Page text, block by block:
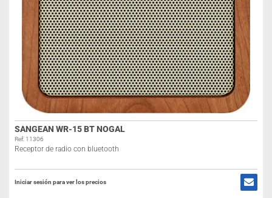
SANGEAN WR-15 BT NOGAL
Ref: 11306
Receptor de radio con bluetooth
Iniciar sesión para ver los precios